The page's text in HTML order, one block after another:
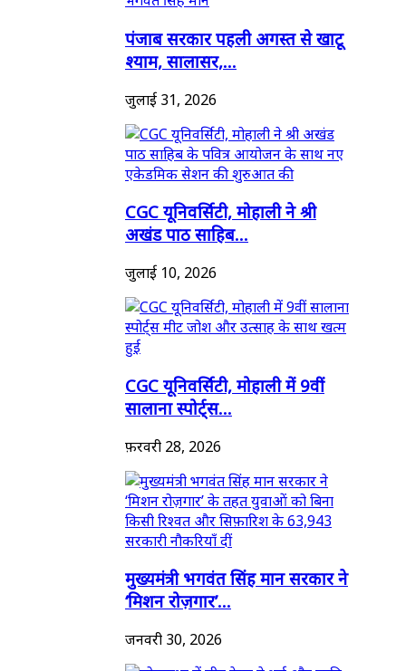
पंजाब सरकार पहली अगस्त से खाटू
श्याम, सालासर,...
जुलाई 31, 2026
CGC यूनिवर्सिटी, मोहाली ने श्री
अखंड पाठ साहिब...
जुलाई 10, 2026
CGC यूनिवर्सिटी, मोहाली में 9वीं
सालाना स्पोर्ट्स...
फ़रवरी 28, 2026
मुख्यमंत्री भगवंत सिंह मान सरकार ने
‘मिशन रोज़गार’...
जनवरी 30, 2026